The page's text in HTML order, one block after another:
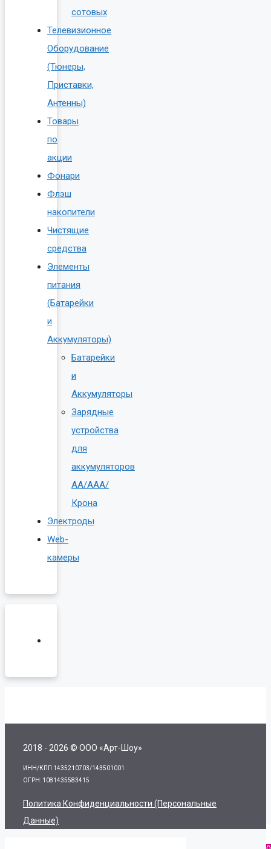
сотовых
Телевизионное
Оборудование
(Тюнеры,
Приставки,
Антенны)
Товары
по
акции
Фонари
Флэш
накопители
Чистящие
средства
Элементы
питания
(Батарейки
и
Аккумуляторы)
Батарейки
и
Аккумуляторы
Зарядные
устройства
для
аккумуляторов
AA/AAA/
Крона
Электроды
Web-
камеры
2018 - 2026 © ООО «Арт-Шоу»
ИНН/КПП 1435210703/143501001
ОГРН: 1081435583415
Политика Конфиденциальности (персональные
Данные)